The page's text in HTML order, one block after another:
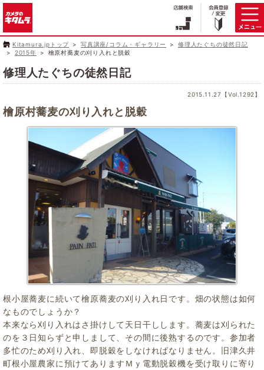
Kitamura.jpトップ 写真講座/コラム・ギャラリー
修理人たぐちの徒然日記
2015年
檜原村蕎麦の刈り入れと脱穀
修理人たぐちの徒然日記
2015.11.27【Vol.1292】
檜原村蕎麦の刈り入れと脱穀
根小屋蕎麦に続いて檜原蕎麦の刈り入れ日です。畑の状態は如何
なものでしょうか？
本来なら刈り入れはさ掛けして天日干しします。蕎麦は刈られた
のを３日知らずと申しまして、その間に後熟するのです。参加者
多忙のため刈り入れ、即脱穀をしなければなりません。旧津久井
町根小屋農家に預けてありますＭｙ電動脱穀機を受け取りに寄り